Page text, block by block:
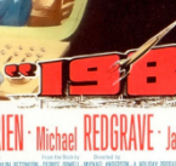
News
(eng)